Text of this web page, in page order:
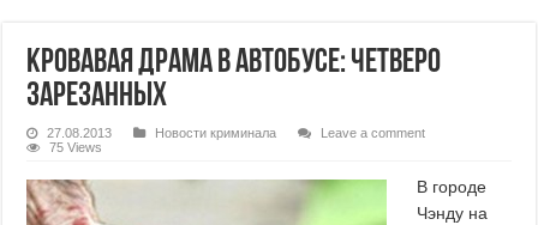
Кровавая драма в автобусе: четверо
зарезанных
27.08.2013 Новости криминала
Leave a comment
75 Views
В городе
Чэнду на